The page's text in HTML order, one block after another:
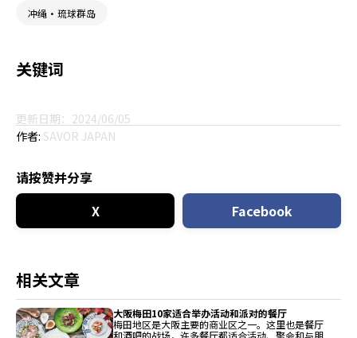
冲绳・琉球群岛
关键词
更新日期：2024/06/05
作者: SAVOR JAPAN
请按赞并分享
X
Facebook
相关文章
大阪梅田10家适合举办活动和派对的餐厅
梅田地区是大阪主要的商业区之一。这里也是餐厅